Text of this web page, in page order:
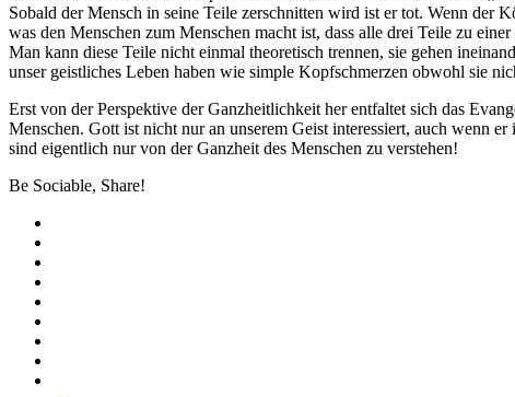
Sobald der Mensch in seine Teile zerschnitten wird ist er tot. Wenn der
was den Menschen zum Menschen macht ist, dass alle drei Teile zu
Man kann diese Teile nicht einmal theoretisch trennen, sie gehen
unser geistliches Leben haben wie simple Kopfschmerzen obwohl sie
Erst von der Perspektive der Ganzheitlichkeit her entfaltet sich das
Menschen. Gott ist nicht nur an unserem Geist interessiert, auch wenn
sind eigentlich nur von der Ganzheit des Menschen zu verstehen!
Be Sociable, Share!